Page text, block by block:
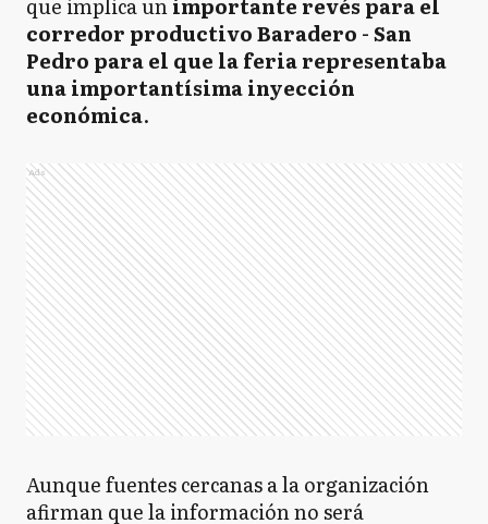
que implica unimportante revés para el
corredor productivo Baradero - San
Pedro para el que la feria representaba
una importantísima inyección
económica.
Ads
Aunque fuentes cercanas a la organización
afirman que la información no será